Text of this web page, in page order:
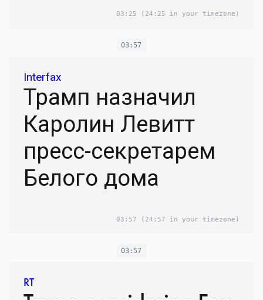
03:25 (24:25 in your timezone)
03:57
Interfax
Трамп назначил
Каролин Левитт
пресс-секретарем
Белого дома
03:57 (24:57 in your timezone)
03:57
RT